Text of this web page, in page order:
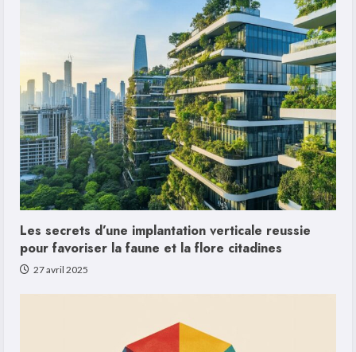
Les secrets d’une implantation verticale reussie
pour favoriser la faune et la flore citadines
27 avril 2025